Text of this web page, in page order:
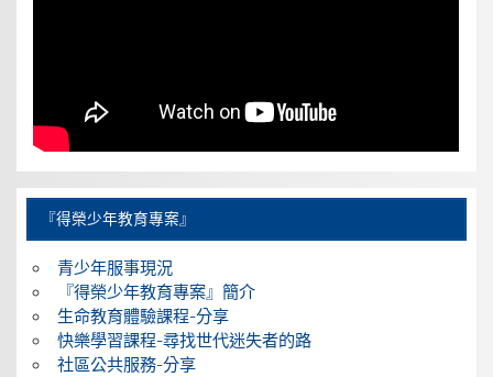
『得榮少年教育專案』
青少年服事現況
『得榮少年教育專案』簡介
生命教育體驗課程-分享
快樂學習課程-尋找世代迷失者的路
社區公共服務-分享